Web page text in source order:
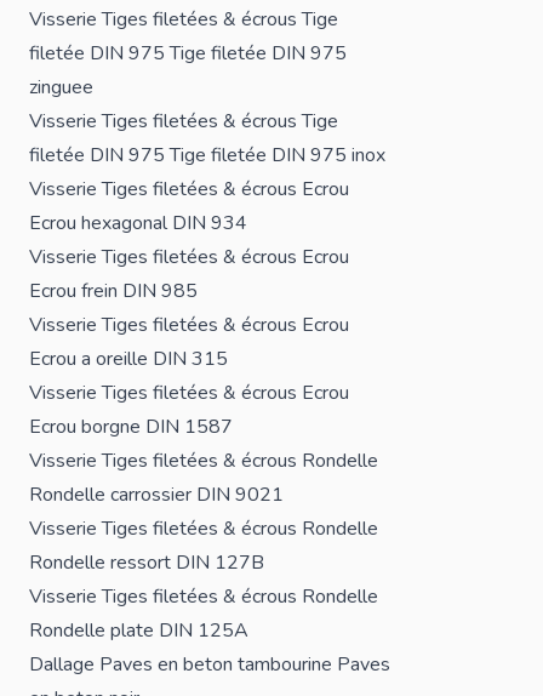
Visserie Tiges filetées & écrous Tige
filetée DIN 975 Tige filetée DIN 975
zinguee
Visserie Tiges filetées & écrous Tige
filetée DIN 975 Tige filetée DIN 975 inox
Visserie Tiges filetées & écrous Ecrou
Ecrou hexagonal DIN 934
Visserie Tiges filetées & écrous Ecrou
Ecrou frein DIN 985
Visserie Tiges filetées & écrous Ecrou
Ecrou a oreille DIN 315
Visserie Tiges filetées & écrous Ecrou
Ecrou borgne DIN 1587
Visserie Tiges filetées & écrous Rondelle
Rondelle carrossier DIN 9021
Visserie Tiges filetées & écrous Rondelle
Rondelle ressort DIN 127B
Visserie Tiges filetées & écrous Rondelle
Rondelle plate DIN 125A
Dallage Paves en beton tambourine Paves